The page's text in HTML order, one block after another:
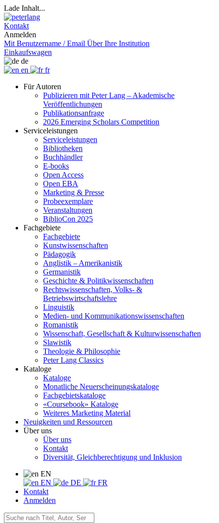
Lade Inhalt...
Kontakt
Anmelden
Mit Benutzername / Email Über Ihre Institution
Einkaufswagen
de
en
fr
Für Autoren
Publizieren mit Peter Lang – Akademische
Veröffentlichungen
Publikationsanfrage
2026 Emerging Scholars Competition
Serviceleistungen
Serviceleistungen
Bibliotheken
Buchhändler
E-books
Open Access
Open EBA
Marketing & Presse
Probeexemplare
Veranstaltungen
BiblioCon 2025
Fachgebiete
Fachgebiete
Kunstwissenschaften
Pädagogik
Anglistik – Amerikanistik
Germanistik
Geschichte & Politikwissenschaften
Rechtswissenschaften, Volks- &
Betriebswirtschaftslehre
Linguistik
Medien- und Kommunikationswissenschaften
Romanistik
Wissenschaft, Gesellschaft & Kulturwissenschaften
Slawistik
Theologie & Philosophie
Peter Lang Classics
Kataloge
Kataloge
Monatliche Neuerscheinungskataloge
Fachgebietskataloge
«Coursebook» Kataloge
Weiteres Marketing Material
Neuigkeiten und Ressourcen
Über uns
Über uns
Kontakt
Diversität, Gleichberechtigung und Inklusion
EN
EN
DE
FR
Kontakt
Anmelden